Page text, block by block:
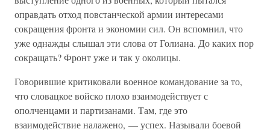
оправдать отход повстанческой армии интересами
сокращения фронта и экономии сил. Он вспомнил, что
уже однажды слышал эти слова от Голиана. До каких пор
сокращать? Фронт уже и так у околицы.
Говорившие критиковали военное командование за то,
что словацкое войско плохо взаимодействует с
ополченцами и партизанами. Там, где это
взаимодействие налажено, — успех. Называли боевой